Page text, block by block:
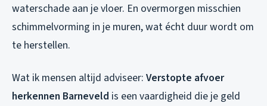
waterschade aan je vloer. En overmorgen misschien
schimmelvorming in je muren, wat écht duur wordt om
te herstellen.
Wat ik mensen altijd adviseer: Verstopte afvoer
herkennen Barneveld is een vaardigheid die je geld